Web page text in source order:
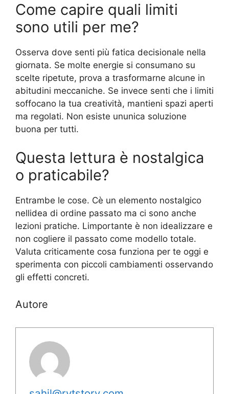
Come capire quali limiti
sono utili per me?
Osserva dove senti più fatica decisionale nella
giornata. Se molte energie si consumano su
scelte ripetute, prova a trasformarne alcune in
abitudini meccaniche. Se invece senti che i limiti
soffocano la tua creatività, mantieni spazi aperti
ma regolati. Non esiste ununica soluzione
buona per tutti.
Questa lettura è nostalgica
o praticabile?
Entrambe le cose. Cè un elemento nostalgico
nellidea di ordine passato ma ci sono anche
lezioni pratiche. Limportante è non idealizzare e
non cogliere il passato come modello totale.
Valuta criticamente cosa funziona per te oggi e
sperimenta con piccoli cambiamenti osservando
gli effetti concreti.
Autore